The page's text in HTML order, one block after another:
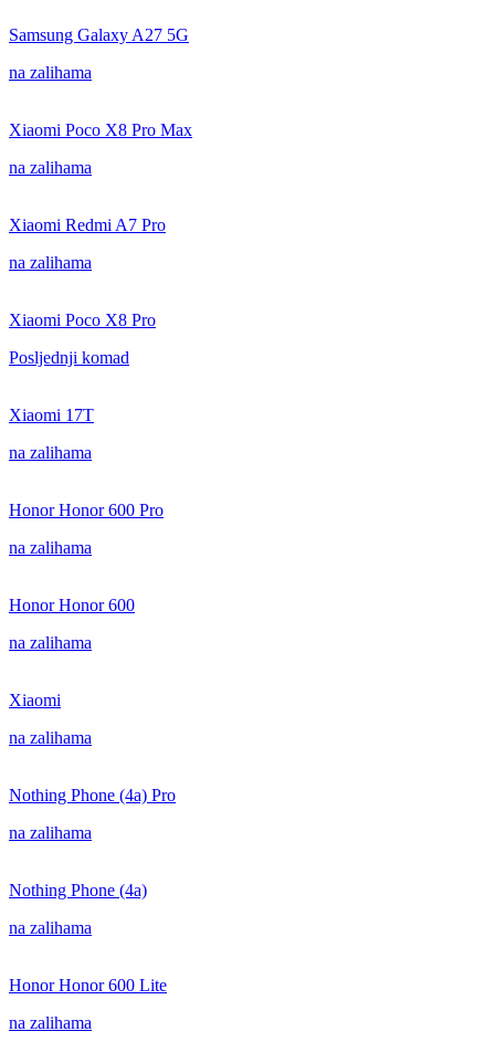
Samsung Galaxy A27 5G
na zalihama
Xiaomi Poco X8 Pro Max
na zalihama
Xiaomi Redmi A7 Pro
na zalihama
Xiaomi Poco X8 Pro
Posljednji komad
Xiaomi 17T
na zalihama
Honor Honor 600 Pro
na zalihama
Honor Honor 600
na zalihama
Xiaomi
na zalihama
Nothing Phone (4a) Pro
na zalihama
Nothing Phone (4a)
na zalihama
Honor Honor 600 Lite
na zalihama